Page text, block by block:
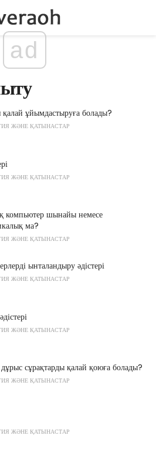
ad
ұйымдастыруға болады?
ЖӘНЕ ҚАТЫНАСТАР
ЖӘНЕ ҚАТЫНАСТАР
компьютер шынайы немесе
ма?
ЖӘНЕ ҚАТЫНАСТАР
ынталандыру әдістері
ЖӘНЕ ҚАТЫНАСТАР
ЖӘНЕ ҚАТЫНАСТАР
дұрыс сұрақтарды қалай қоюға болады?
ЖӘНЕ ҚАТЫНАСТАР
ЖӘНЕ ҚАТЫНАСТАР